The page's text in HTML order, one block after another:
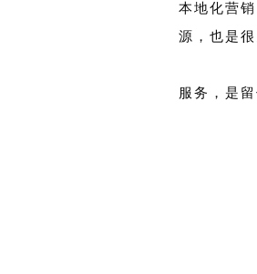
本地化营
源，也是
服务，是